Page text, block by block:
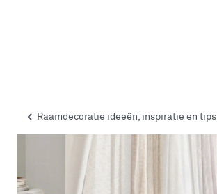
Raamdecoratie ideeën, inspiratie en tips